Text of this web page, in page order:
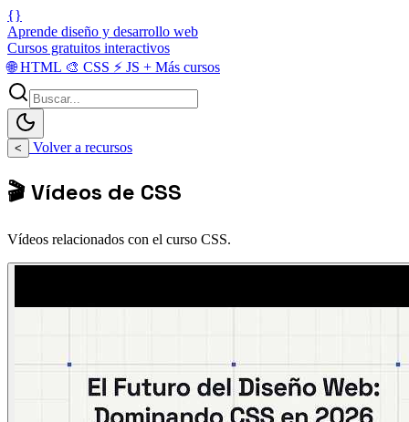
{}
Aprende diseño y desarrollo web
Cursos gratuitos interactivos
🌐HTML 🎨 CSS ⚡ JS + Más cursos
< Volver a recursos
🎬 Vídeos de CSS
Vídeos relacionados con el curso CSS.